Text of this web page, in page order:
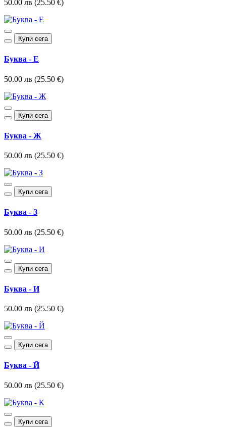
50.00 лв (25.50 €)
Купи сега
Буква - Е
50.00 лв (25.50 €)
Купи сега
Буква - Ж
50.00 лв (25.50 €)
Купи сега
Буква - З
50.00 лв (25.50 €)
Купи сега
Буква - И
50.00 лв (25.50 €)
Купи сега
Буква - Й
50.00 лв (25.50 €)
Купи сега